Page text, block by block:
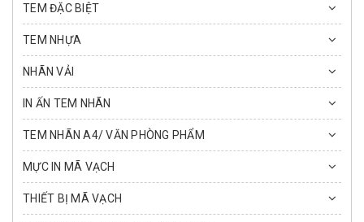
TEM ĐẶC BIỆT
TEM NHỰA
NHÃN VẢI
IN ẤN TEM NHÃN
TEM NHÃN A4/ VĂN PHÒNG PHẨM
MỰC IN MÃ VẠCH
THIẾT BỊ MÃ VẠCH